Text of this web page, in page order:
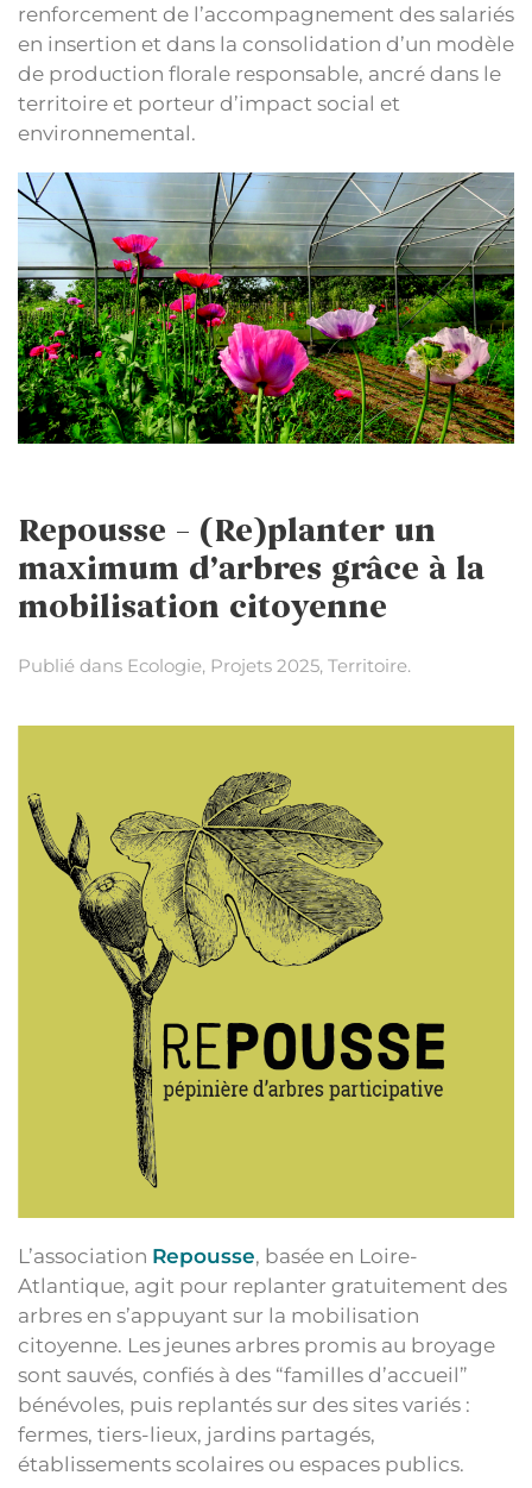
renforcement de l’accompagnement des salariés
en insertion et dans la consolidation d’un modèle
de production florale responsable, ancré dans le
territoire et porteur d’impact social et
environnemental.
Repousse – (Re)planter un
maximum d’arbres grâce à la
mobilisation citoyenne
Publié dans Ecologie, Projets 2025, Territoire.
L’association Repousse, basée en Loire-
Atlantique, agit pour replanter gratuitement des
arbres en s’appuyant sur la mobilisation
citoyenne. Les jeunes arbres promis au broyage
sont sauvés, confiés à des “familles d’accueil”
bénévoles, puis replantés sur des sites variés :
fermes, tiers-lieux, jardins partagés,
établissements scolaires ou espaces publics.